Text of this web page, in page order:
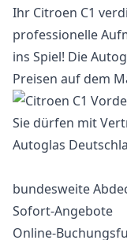
Ihr Citroen C1
professionelle
ins Spiel! Die
Preisen auf dem
Sie dürfen mit
Autoglas
bundesweite
Sofort-Angebote
Online-